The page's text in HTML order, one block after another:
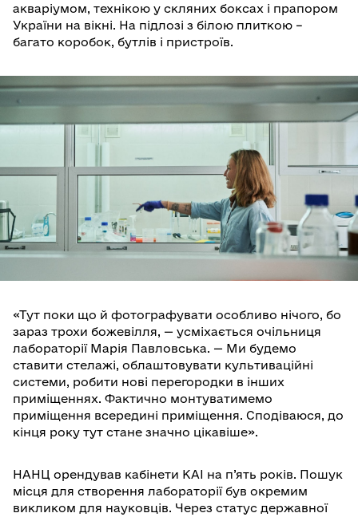
акваріумом, технікою у скляних боксах і прапором
України на вікні. На підлозі з білою плиткою –
багато коробок, бутлів і пристроїв.
«Тут поки що й фотографувати особливо нічого, бо
зараз трохи божевілля, — усміхається очільниця
лабораторії Марія Павловська. — Ми будемо
ставити стелажі, облаштовувати культиваційні
системи, робити нові перегородки в інших
приміщеннях. Фактично монтуватимемо
приміщення всередині приміщення. Сподіваюся, до
кінця року тут стане значно цікавіше».
НАНЦ орендував кабінети КАІ на п’ять років. Пошук
місця для створення лабораторії був окремим
викликом для науковців. Через статус державної